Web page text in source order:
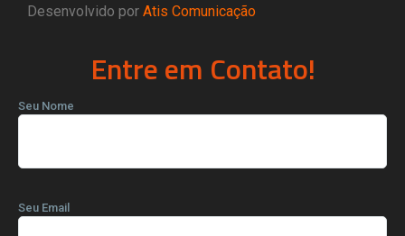
Desenvolvido por Atis Comunicação
Entre em Contato!
Seu Nome
Seu Email